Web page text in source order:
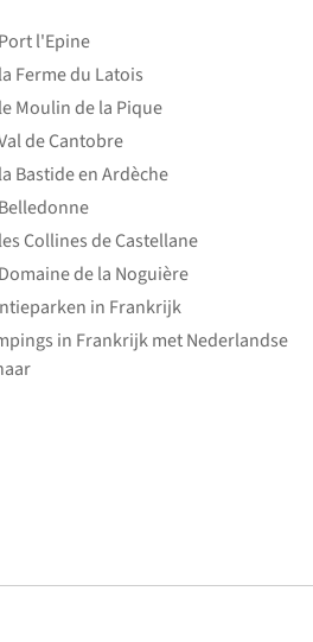
l'Epine
Ferme du Latois
Moulin de la Pique
de Cantobre
Bastide en Ardèche
Collines de Castellane
de la Noguière
in Frankrijk
in Frankrijk met Nederlandse